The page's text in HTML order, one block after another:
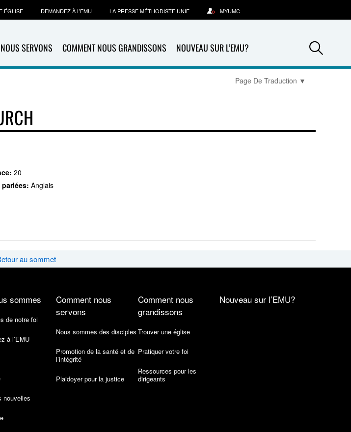
SERVONS COMMENT NOUS GRANDISSONS NOUVEAU SUR L’EMU?
ÉGLISE DEMANDEZ À L’EMU LA PRESSE MÉTHODISTE UNIE MYUMC
Page De Traduction ▼
20
Anglais
au sommet
sommes
de notre foi
à l’EMU
nouvelles
Comment nous
servons
Nous sommes des disciples
Promotion de la santé et de
l’intégrité
Plaidoyer pour la justice
Comment nous
grandissons
Trouver une église
Pratiquer votre foi
Ressources pour les
dirigeants
Nouveau sur l’EMU?